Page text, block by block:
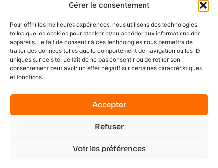
Gérer le consentement
Pour offrir les meilleures expériences, nous utilisons des technologies
telles que les cookies pour stocker et/ou accéder aux informations des
appareils. Le fait de consentir à ces technologies nous permettra de
traiter des données telles que le comportement de navigation ou les ID
uniques sur ce site. Le fait de ne pas consentir ou de retirer son
consentement peut avoir un effet négatif sur certaines caractéristiques
et fonctions.
Accepter
Refuser
Voir les préférences
Nous trouver
3 Rue de la Pie 1 er étage,
76000 Rouen
No data was found
Terms of ServicePrivacy PolicyPlan du site